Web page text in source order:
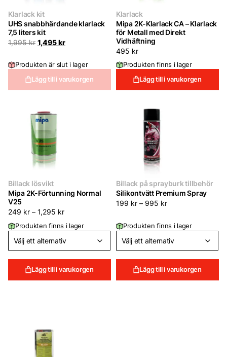
Klarlack kit
UHS snabbhärdande klarlack
7,5 liters kit
1,995kr Det
ursprungliga
var:
1,495krDet
är:
Produkten är slut i lager
Lägg till i varukorgen
Klarlack
Mipa 2K-Klarlack CA – Klarlack
för Metall med Direkt
Vidhäftning
495 kr
Produkten finns i lager
Lägg till i varukorgen
Billack lösvikt
Mipa 2K-Förtunning Normal
V25
249 kr – 1,295 kr
Produkten finns i lager
Lägg till i varukorgen
Billack på sprayburk tillbehör
Silikontvätt Premium Spray
199 kr – 995 kr
Produkten finns i lager
Lägg till i varukorgen